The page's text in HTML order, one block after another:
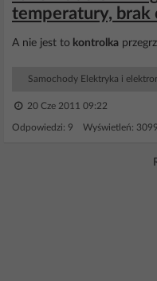
temperatury, brak
A nie jest to kontrolka
Samochody Elektryka i
20 Cze 2011 09:22
Odpowiedzi: 9 Wyświetleń: 3099